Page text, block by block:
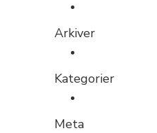
Arkiver
Kategorier
Meta